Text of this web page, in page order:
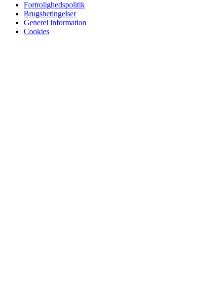
Fortrolighedspolitik
Brugsbetingelser
Generel information
Cookies